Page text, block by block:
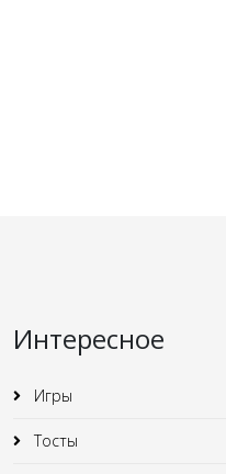
Интересное
Игры
Тосты